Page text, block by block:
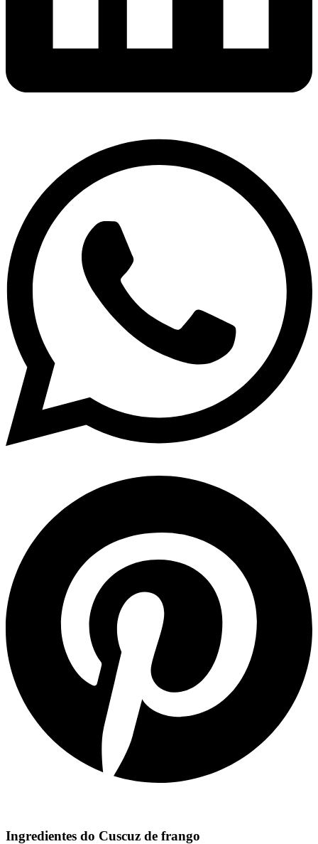
Ingredientes do Cuscuz de frango